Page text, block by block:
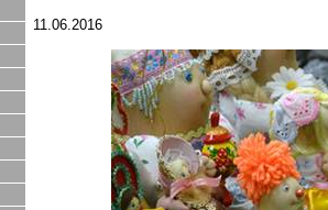
11.06.2016